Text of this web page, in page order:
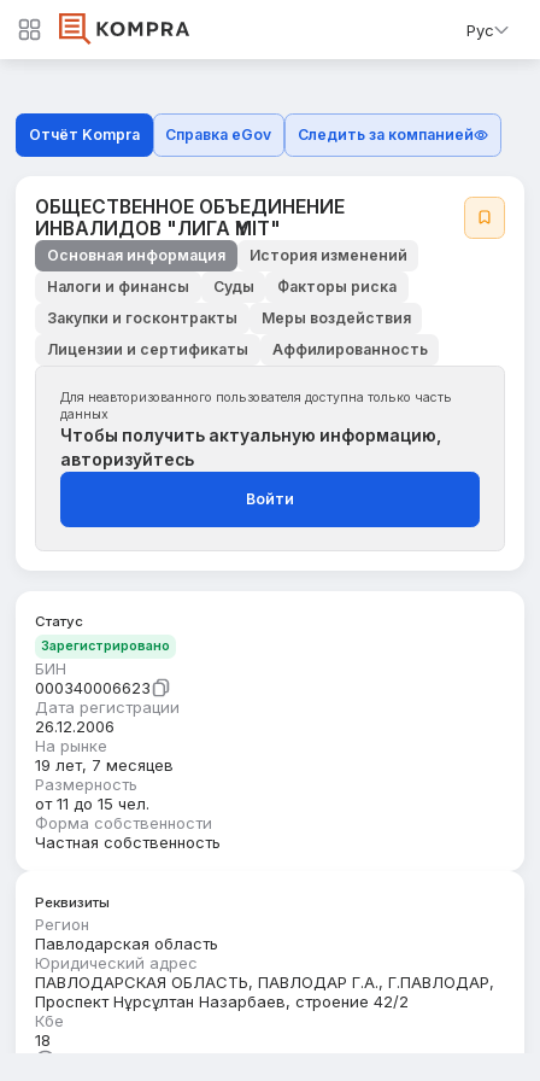
Рус
Отчёт Kompra Справка eGov Следить за компанией
ОБЩЕСТВЕННОЕ ОБЪЕДИНЕНИЕ
ИНВАЛИДОВ "ЛИГА ҮМІТ"
Основная информация
История изменений
Налоги и финансы
Суды
Факторы риска
Закупки и госконтракты
Меры воздействия
Лицензии и сертификаты
Аффилированность
Для неавторизованного пользователя доступна только часть
данных
Чтобы получить актуальную информацию,
авторизуйтесь
Войти
Статус
Зарегистрировано
БИН
000340006623
Дата регистрации
26.12.2006
На рынке
19 лет, 7 месяцев
Размерность
от 11 до 15 чел.
Форма собственности
Частная собственность
Реквизиты
Регион
Павлодарская область
Юридический адрес
ПАВЛОДАРСКАЯ ОБЛАСТЬ, ПАВЛОДАР Г.А., Г.ПАВЛОДАР,
Проспект Нұрсұлтан Назарбаев, строение 42/2
Кбе
18